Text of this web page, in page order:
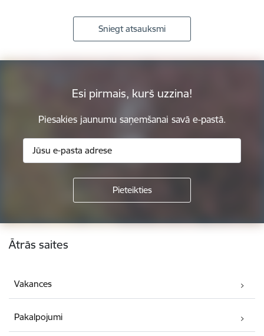
Sniegt atsauksmi
Esi pirmais, kurš uzzina!
Piesakies jaunumu saņemšanai savā e-pastā.
Kājene
Ātrās saites
Vakances
Pakalpojumi